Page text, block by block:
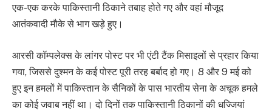
एक-एक करके पाकिस्तानी ठिकाने तबाह होते गए और वहां मौजूद
आतंकवादी मौके से भाग खड़े हुए।
आरसी कॉम्पलेक्स के लांगर पोस्ट पर भी एंटी टैंक मिसाइलों से प्रहार किया
गया, जिससे दुश्मन के कई पोस्ट पूरी तरह बर्बाद हो गए। 8 और 9 मई को
हुए इन हमलों में पाकिस्तान के सैनिकों के पास भारतीय सेना के अचूक हमले
का कोई जवाब नहीं था। दो दिनों तक पाकिस्तानी ठिकानों की धज्जियां